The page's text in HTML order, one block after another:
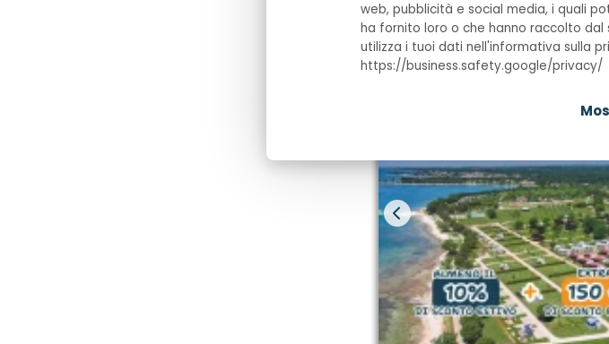
web, pubblicità e social media, i quali
ha fornito loro o che hanno raccolto dal
utilizza i tuoi dati nell'informativa sulla
https://business.safety.google/privacy/
Estivotravel
Nostri alloggi